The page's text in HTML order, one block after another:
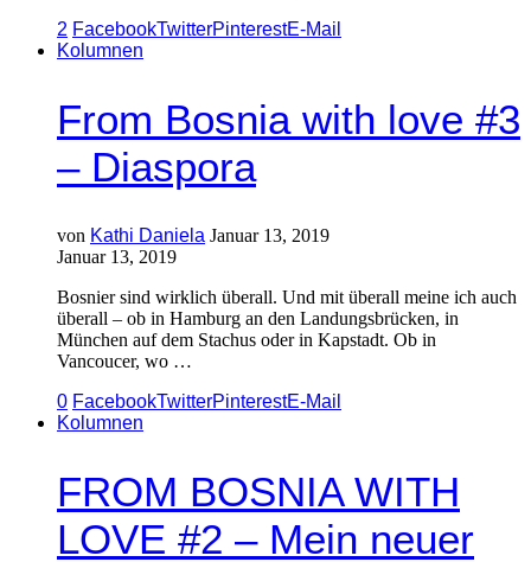
2 FacebookTwitterPinterestE-Mail
Kolumnen
From Bosnia with love #3
– Diaspora
von Kathi Daniela Januar 13, 2019
Januar 13, 2019
Bosnier sind wirklich überall. Und mit überall meine ich auch
überall – ob in Hamburg an den Landungsbrücken, in
München auf dem Stachus oder in Kapstadt. Ob in
Vancoucer, wo …
0 FacebookTwitterPinterestE-Mail
Kolumnen
FROM BOSNIA WITH
LOVE #2 – Mein neuer